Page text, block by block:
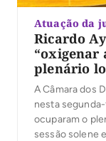
Atuação da
Ricardo
“oxigenar
plenário
A Câmara dos
nesta
ocuparam o
sessão solene